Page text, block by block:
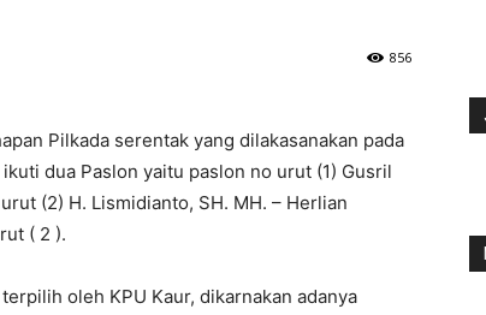
856
Pilkada serentak yang dilakasanakan pada
dua Paslon yaitu paslon no urut (1) Gusril
(2) H. Lismidianto, SH. MH. – Herlian
( 2 ).
oleh KPU Kaur, dikarnakan adanya